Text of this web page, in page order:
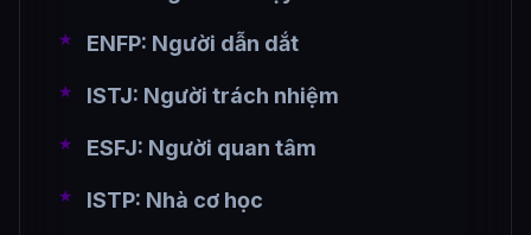
ENFP: Người dẫn dắt
ISTJ: Người trách nhiệm
ESFJ: Người quan tâm
ISTP: Nhà cơ học